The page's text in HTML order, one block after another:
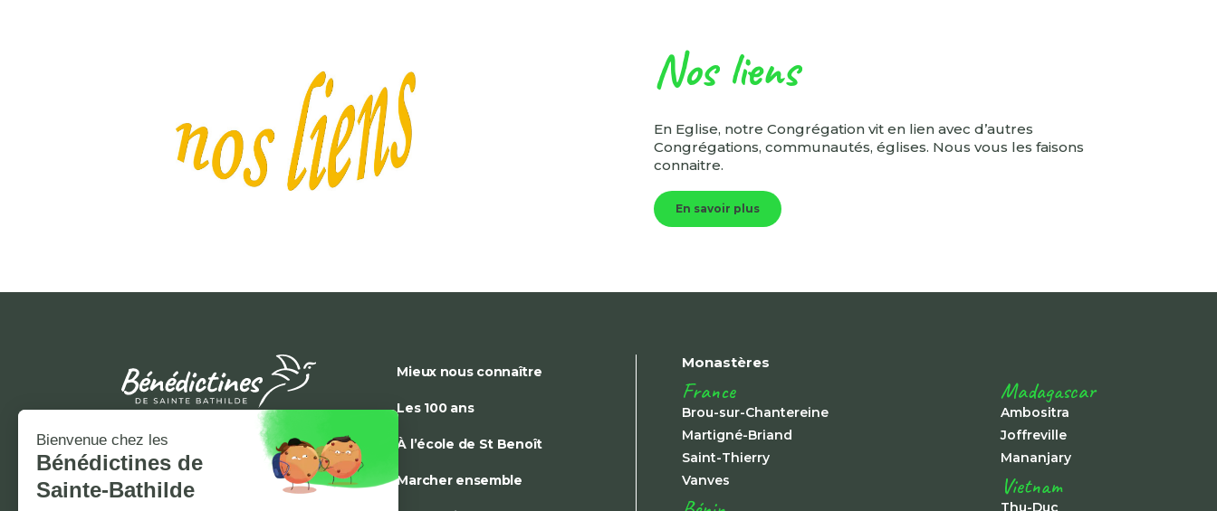
Nos liens
En Eglise, notre Congrégation vit en lien avec d’autres
Congrégations, communautés, églises. Nous vous les faisons
connaitre.
En savoir plus
Mieux nous connaître
Les 100 ans
À l’école de St Benoît
Marcher ensemble
Monastères
France
Brou-sur-Chantereine
Martigné-Briand
Saint-Thierry
Vanves
Madagascar
Ambositra
Joffreville
Mananjary
Vietnam
Thu-Duc